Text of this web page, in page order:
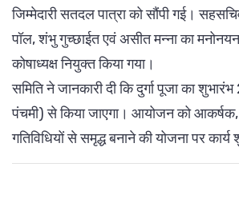
जिम्मेदारी सतदल पात्रा को सौंपी गई।
पॉल, शंभु गुच्छाईत एवं असीत मन्ना का
कोषाध्यक्ष नियुक्त किया गया।
समिति ने जानकारी दी कि दुर्गा पूजा का
पंचमी) से किया जाएगा। आयोजन को आकर्षक,
गतिविधियों से समृद्ध बनाने की योजना पर